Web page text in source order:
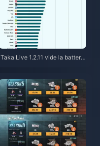
Taka Live 1.2.11 vide la batterie
tions